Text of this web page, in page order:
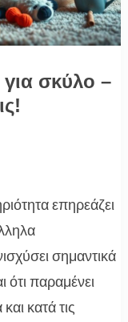
σκύλο –
επηρεάζει
σημαντικά
ότι παραμένει
κατά τις